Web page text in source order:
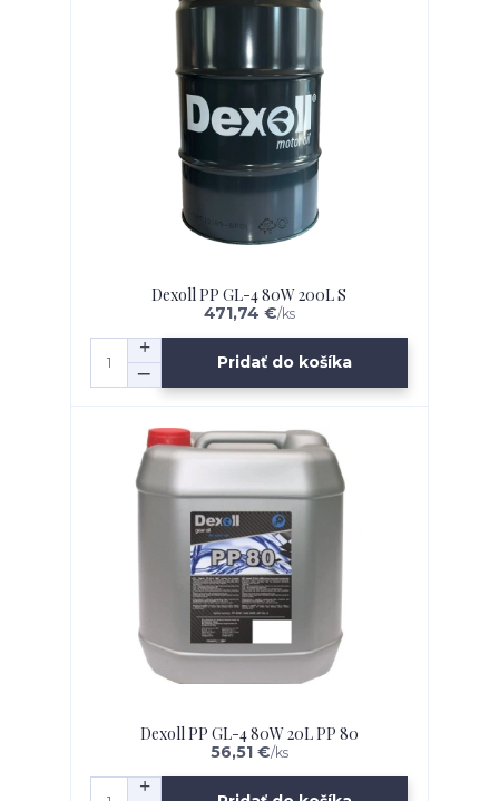
Dexoll PP GL-4 80W 200L S
471,74 €/ks
Pridať do košíka
Dexoll PP GL-4 80W 20L PP 80
56,51 €/ks